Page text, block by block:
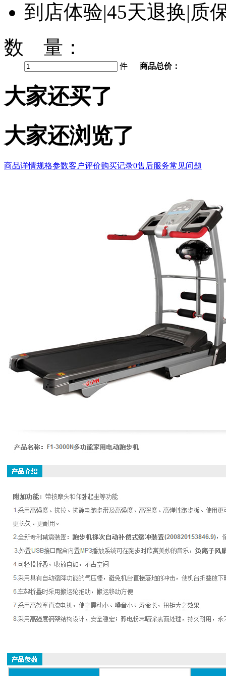
到店体验|45天退换|质
数 量：
件 商品总价：
大家还买了
大家还浏览了
商品详情规格参数客户评价购买记录0售后服务常见问题